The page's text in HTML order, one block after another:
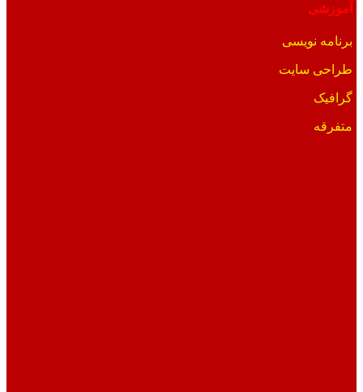
آموزشی
برنامه نویسی
طراحی سایت
گرافیک
متفرقه